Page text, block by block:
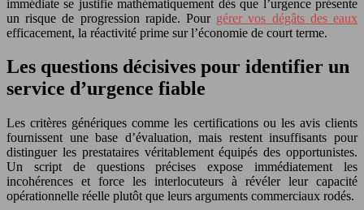
immédiate se justifie mathématiquement dès que l’urgence présente
un risque de progression rapide. Pour gérer vos dégâts des eaux
efficacement, la réactivité prime sur l’économie de court terme.
Les questions décisives pour identifier un
service d’urgence fiable
Les critères génériques comme les certifications ou les avis clients
fournissent une base d’évaluation, mais restent insuffisants pour
distinguer les prestataires véritablement équipés des opportunistes.
Un script de questions précises expose immédiatement les
incohérences et force les interlocuteurs à révéler leur capacité
opérationnelle réelle plutôt que leurs arguments commerciaux rodés.